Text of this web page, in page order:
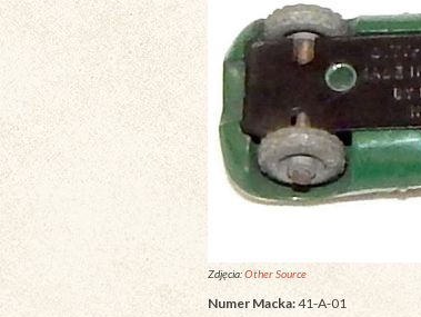
Zdjęcia:Other Source
Numer Macka:41-A-01